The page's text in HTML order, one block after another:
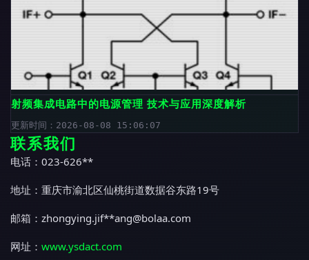
射频集成电路中的电源管理 技术与应用深度解析
更新时间：2026-08-08 15:06:07
联系我们
电话：023-626**
地址：重庆市渝北区仙桃街道数据谷东路19号
邮箱：zhongying.jif**ang@bolaa.com
网址： www.ysdact.com